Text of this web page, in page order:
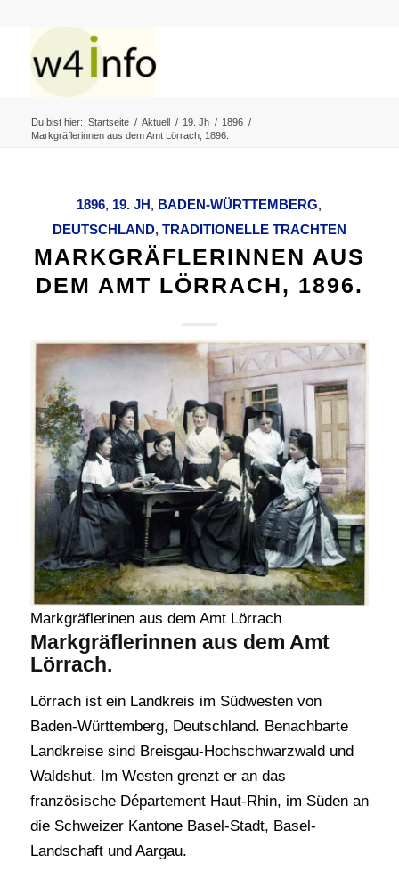
Du bist hier: Startseite / Aktuell / 19. Jh / 1896 /
Markgräflerinnen aus dem Amt Lörrach, 1896.
1896, 19. JH, BADEN-WÜRTTEMBERG,
DEUTSCHLAND, TRADITIONELLE TRACHTEN
MARKGRÄFLERINNEN AUS
DEM AMT LÖRRACH, 1896.
Markgräflerinen aus dem Amt Lörrach
Markgräflerinnen aus dem Amt
Lörrach.
Lörrach ist ein Landkreis im Südwesten von
Baden-Württemberg, Deutschland. Benachbarte
Landkreise sind Breisgau-Hochschwarzwald und
Waldshut. Im Westen grenzt er an das
französische Département Haut-Rhin, im Süden an
die Schweizer Kantone Basel-Stadt, Basel-
Landschaft und Aargau.